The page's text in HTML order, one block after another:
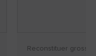
Reconstituer